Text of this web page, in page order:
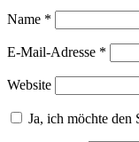
Name *
E-Mail-Adresse *
Website
Ja, ich möchte den